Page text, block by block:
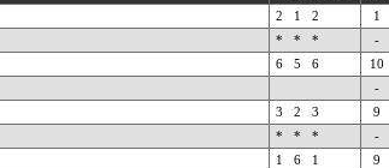
2 1 2 1
* * * -
6 5 6 10
-
3 2 3 9
* * * -
1 6 1 9